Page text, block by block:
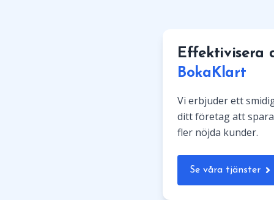
Effektivisera
BokaKlart
Vi erbjuder ett
ditt företag att
fler nöjda kunder.
Se våra tjänster